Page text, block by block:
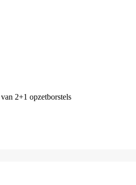
2+1 opzetborstels